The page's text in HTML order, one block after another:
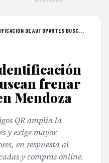
DE AUTOPARTES BUSC...
frenar
Mendoza
QR amplia la
y exige mayor
en respuesta al
y compras online.